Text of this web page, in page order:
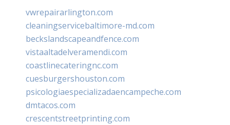
vwrepairarlington.com
cleaningservicebaltimore-md.com
beckslandscapeandfence.com
vistaaltadelveramendi.com
coastlinecateringnc.com
cuesburgershouston.com
psicologiaespecializadaencampeche.com
dmtacos.com
crescentstreetprinting.com